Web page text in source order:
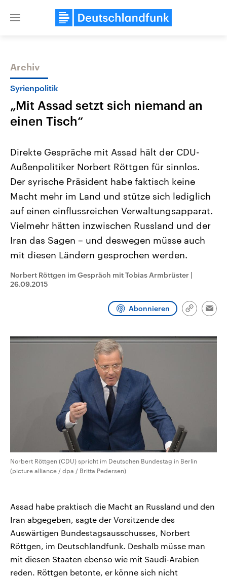
Close
Themen
Landtagswahl Sachsen-Anhalt
2026
Alle Informationen
Sachsen-Anhalt wählt am 6.
September 2026 einen neuen
Landtag. Seit 2021 wird das
Bundesland von einer Koalition aus
Umfragen, Prognosen,
Wahlprogramme, aktuelle Berichte
und Hintergründe zu den Parteien
Wahl.
USA
Aktuelle Beiträge,
Hintergründe
Wirtschaftlich und
gehören die Vereinigten
den mächtigsten Ländern
mit großem Einfluss auf
Sendungen Programm Podcasts
Audio-Archiv
Archiv
Syrienpolitik
„Mit Assad setzt sich niemand an
einen Tisch“
Direkte Gespräche mit Assad hält der CDU-
Außenpolitiker Norbert Röttgen für sinnlos.
Der syrische Präsident habe faktisch keine
Macht mehr im Land und stütze sich lediglich
auf einen einflussreichen Verwaltungsapparat.
Vielmehr hätten inzwischen Russland und der
Iran das Sagen – und deswegen müsse auch
mit diesen Ländern gesprochen werden.
Norbert Röttgen im Gespräch mit Tobias Armbrüster |
26.09.2015
Abonnieren
Link
Norbert Röttgen (CDU) spricht im Deutschen Bundestag in Berlin
(picture alliance / dpa / Britta Pedersen)
Assad habe praktisch die Macht an Russland und den
Iran abgegeben, sagte der Vorsitzende des
Auswärtigen Bundestagsausschusses, Norbert
Röttgen, im Deutschlandfunk. Deshalb müsse man
mit diesen Staaten ebenso wie mit Saudi-Arabien
reden. Röttgen betonte, er könne sich nicht